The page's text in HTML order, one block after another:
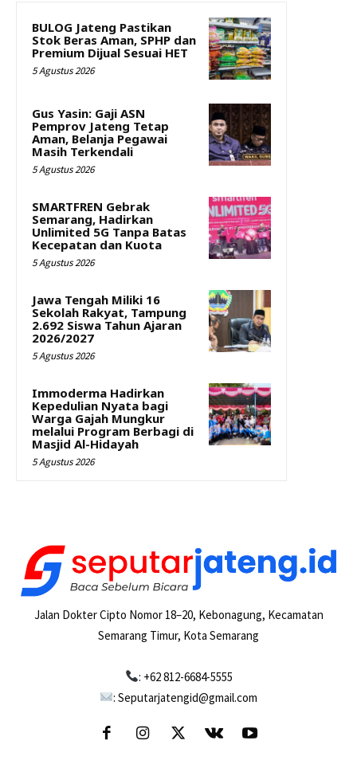
BULOG Jateng Pastikan
Stok Beras Aman, SPHP dan
Premium Dijual Sesuai HET
5 Agustus 2026
Gus Yasin: Gaji ASN
Pemprov Jateng Tetap
Aman, Belanja Pegawai
Masih Terkendali
5 Agustus 2026
SMARTFREN Gebrak
Semarang, Hadirkan
Unlimited 5G Tanpa Batas
Kecepatan dan Kuota
5 Agustus 2026
Jawa Tengah Miliki 16
Sekolah Rakyat, Tampung
2.692 Siswa Tahun Ajaran
2026/2027
5 Agustus 2026
Immoderma Hadirkan
Kepedulian Nyata bagi
Warga Gajah Mungkur
melalui Program Berbagi di
Masjid Al-Hidayah
5 Agustus 2026
Jalan Dokter Cipto Nomor 18–20, Kebonagung, Kecamatan
Semarang Timur, Kota Semarang
: +62 812-6684-5555
: Seputarjatengid@gmail.com